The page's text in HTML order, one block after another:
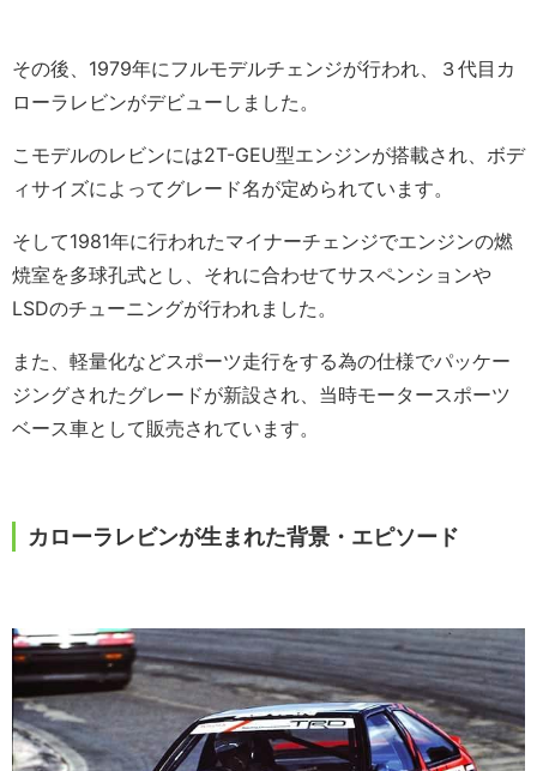
その後、1979年にフルモデルチェンジが行われ、３代目カ
ローラレビンがデビューしました。
こモデルのレビンには2T-GEU型エンジンが搭載され、ボデ
ィサイズによってグレード名が定められています。
そして1981年に行われたマイナーチェンジでエンジンの燃
焼室を多球孔式とし、それに合わせてサスペンションや
LSDのチューニングが行われました。
また、軽量化などスポーツ走行をする為の仕様でパッケー
ジングされたグレードが新設され、当時モータースポーツ
ベース車として販売されています。
カローラレビンが生まれた背景・エピソード